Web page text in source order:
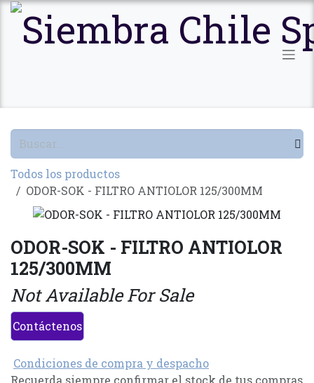
Ir al contenido
Todos los productos
ODOR-SOK - FILTRO ANTIOLOR 125/300MM
ODOR-SOK - FILTRO ANTIOLOR
125/300MM
Not Available For Sale
Contáctenos
Condiciones de compra y despacho
Recuerda siempre confirmar el stock de tus compras